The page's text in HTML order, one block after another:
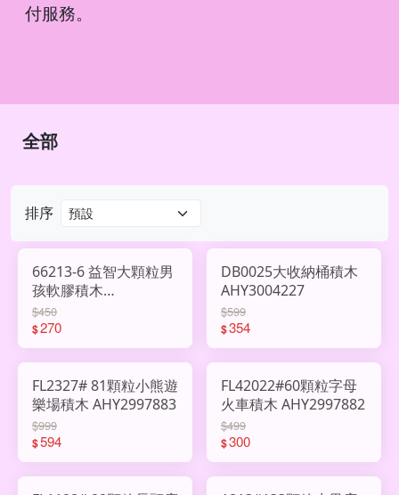
付服務。
排序
66213-6 益智大顆粒男
孩軟膠積木
AHY3009787
$450
$270
DB0025大收納桶積木
AHY3004227
$599
$354
FL2327# 81顆粒小熊遊
樂場積木 AHY2997883
$999
$594
FL42022#60顆粒字母
火車積木 AHY2997882
$499
$300
全部